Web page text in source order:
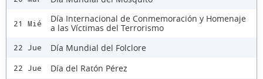
21 Mié
Día Internacional de Conmemoración y Homenaje
a las Víctimas del Terrorismo
22 Jue Día Mundial del Folclore
22 Jue Día del Ratón Pérez